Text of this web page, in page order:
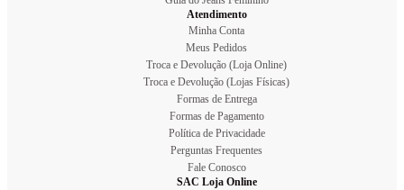
Atendimento
Minha Conta
Meus Pedidos
Troca e Devolução (Loja Online)
Troca e Devolução (Lojas Físicas)
Formas de Entrega
Formas de Pagamento
Política de Privacidade
Perguntas Frequentes
Fale Conosco
SAC Loja Online